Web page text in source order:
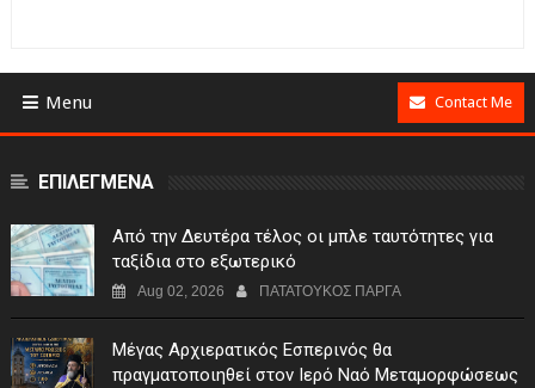
Menu Contact Me
ΕΠΙΛΕΓΜΕΝΑ
Από την Δευτέρα τέλος οι μπλε ταυτότητες για
ταξίδια στο εξωτερικό
Aug 02, 2026 ΠΑΤΑΤΟΥΚΟΣ ΠΑΡΓΑ
Μέγας Αρχιερατικός Εσπερινός θα
πραγματοποιηθεί στον Ιερό Ναό Μεταμορφώσεως